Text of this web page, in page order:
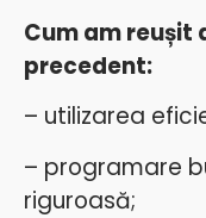
Cum am
precedent:
– utilizarea
– programare
riguroasă;